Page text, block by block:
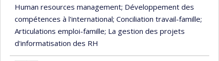
Human resources management; Développement des
compétences à l'international; Conciliation travail-famille;
Articulations emploi-famille; La gestion des projets
d'informatisation des RH